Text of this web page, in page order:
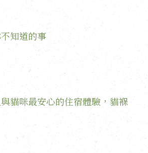
知道的事
與貓咪最安心的住宿體驗，貓褓